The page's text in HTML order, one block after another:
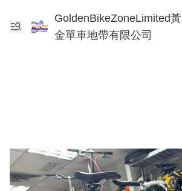
GoldenBikeZoneLimited黃
金單車地帶有限公司